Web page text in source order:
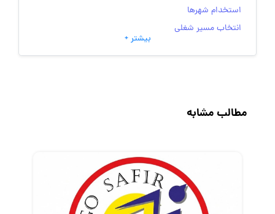
استخدام شهرها
انتخاب مسیر شغلی
به‌روزرسانی‌های سایت (کارجویی)
رزومه
گزارش‌های آماری
بیشتر +
مطالب مشابه